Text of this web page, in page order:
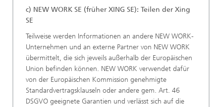
c) NEW WORK SE (früher XING SE): Teilen der Xing
SE
Teilweise werden Informationen an andere NEW WORK-
Unternehmen und an externe Partner von NEW WORK
übermittelt, die sich jeweils außerhalb der Europäischen
Union befinden können. NEW WORK verwendet dafür
von der Europäischen Kommission genehmigte
Standardvertragsklauseln oder andere gem. Art. 46
DSGVO geeignete Garantien und verlässt sich auf die